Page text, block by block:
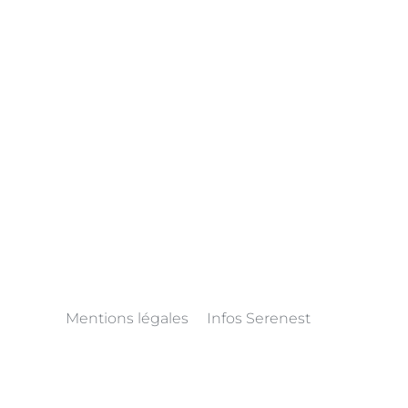
Mentions légales Infos Serenest